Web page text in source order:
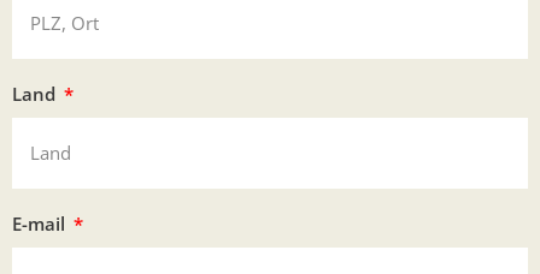
Land
E-mail